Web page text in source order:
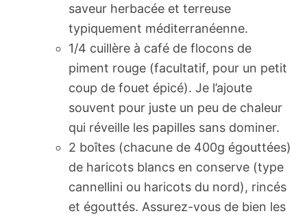
saveur herbacée et terreuse
typiquement méditerranéenne.
1/4 cuillère à café de flocons de
piment rouge (facultatif, pour un petit
coup de fouet épicé). Je l’ajoute
souvent pour juste un peu de chaleur
qui réveille les papilles sans dominer.
2 boîtes (chacune de 400g égouttées)
de haricots blancs en conserve (type
cannellini ou haricots du nord), rincés
et égouttés. Assurez-vous de bien les